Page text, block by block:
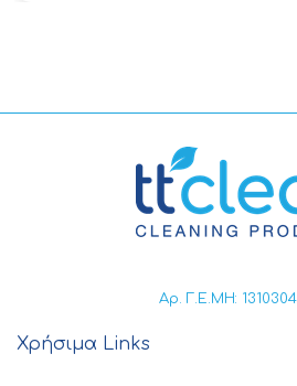
Αρ. Γ.Ε.ΜΗ:
Χρήσιμα Links